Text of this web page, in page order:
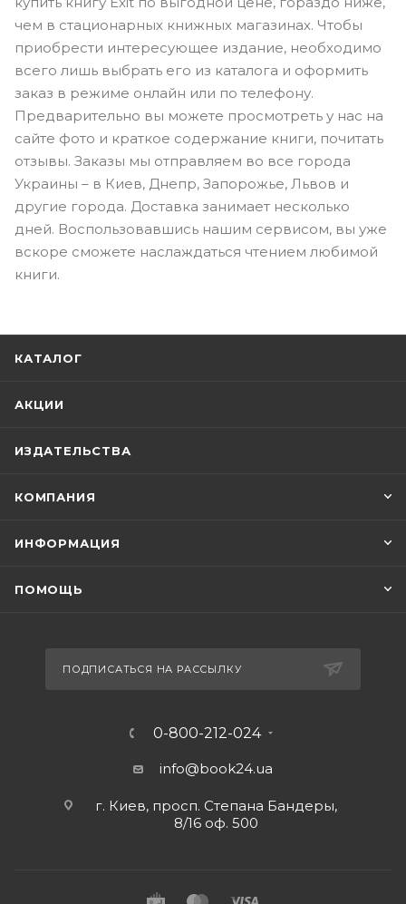
чем в стационарных книжных магазинах. Чтобы
приобрести интересующее издание, необходимо
всего лишь выбрать его из каталога и оформить
заказ в режиме онлайн или по телефону.
Предварительно вы можете просмотреть у нас на
сайте фото и краткое содержание книги, почитать
отзывы. Заказы мы отправляем во все города
Украины – в Киев, Днепр, Запорожье, Львов и
другие города. Доставка занимает несколько
дней. Воспользовавшись нашим сервисом, вы уже
вскоре сможете наслаждаться чтением любимой
книги.
КАТАЛОГ
АКЦИИ
ИЗДАТЕЛЬСТВА
КОМПАНИЯ
ИНФОРМАЦИЯ
ПОМОЩЬ
ПОДПИСАТЬСЯ НА РАССЫЛКУ
0-800-212-024
info@book24.ua
г. Киев, просп. Степана Бандеры,
8/16 оф. 500